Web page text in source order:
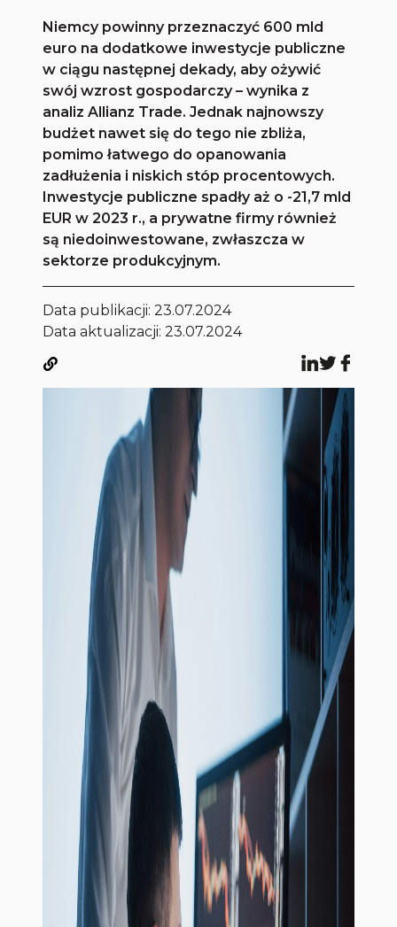
Niemcy powinny przeznaczyć 600 mld
euro na dodatkowe inwestycje publiczne
w ciągu następnej dekady, aby ożywić
swój wzrost gospodarczy – wynika z
analiz Allianz Trade. Jednak najnowszy
budżet nawet się do tego nie zbliża,
pomimo łatwego do opanowania
zadłużenia i niskich stóp procentowych.
Inwestycje publiczne spadły aż o -21,7 mld
EUR w 2023 r., a prywatne firmy również
są niedoinwestowane, zwłaszcza w
sektorze produkcyjnym.
Data publikacji:23.07.2024
Data aktualizacji: 23.07.2024